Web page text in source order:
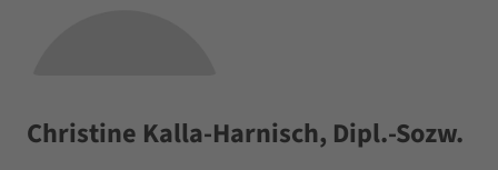
Christine Kalla-Harnisch, Dipl.-Sozw.